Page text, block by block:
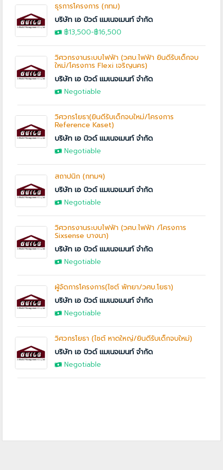
ธุรการโครงการ (กทม)
บริษัท เอ บิวด์ แมเนจเมนท์ จำกัด
฿13,500-฿16,500
วิศวกรงานระบบไฟฟ้า (วศบ.ไฟฟ้า ยินดีรับเด็กจบ
ใหม่/โครงการ Flexi เจริญนคร)
บริษัท เอ บิวด์ แมเนจเมนท์ จำกัด
Negotiable
วิศวกรโยธา(ยินดีรับเด็กจบใหม่/โครงการ
Reference Kaset)
บริษัท เอ บิวด์ แมเนจเมนท์ จำกัด
Negotiable
สถาปนิก (กทมฯ)
บริษัท เอ บิวด์ แมเนจเมนท์ จำกัด
Negotiable
วิศวกรงานระบบไฟฟ้า (วศบ.ไฟฟ้า /โครงการ
Sixsense บางนา)
บริษัท เอ บิวด์ แมเนจเมนท์ จำกัด
Negotiable
ผู้จัดการโครงการ(ไซต์ พัทยา/วศบ.โยธา)
บริษัท เอ บิวด์ แมเนจเมนท์ จำกัด
Negotiable
วิศวกรโยธา (ไซต์ หาดใหญ่/ยินดีรับเด็กจบใหม่)
บริษัท เอ บิวด์ แมเนจเมนท์ จำกัด
Negotiable